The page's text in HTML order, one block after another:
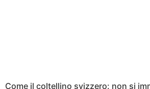
Come il coltellino svizzero: non si